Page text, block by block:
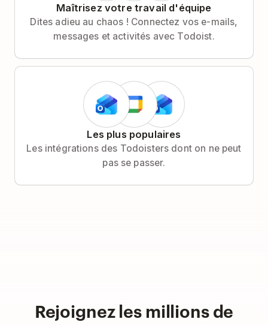
Maîtrisez votre travail d'équipe
Dites adieu au chaos ! Connectez vos e-mails,
messages et activités avec Todoist.
Les plus populaires
Les intégrations des Todoisters dont on ne peut
pas se passer.
Rejoignez les millions de